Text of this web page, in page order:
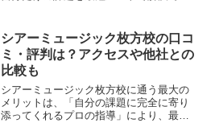
修正することで、見違えるように上達の
階段を登ることができます...
シアーミュージック枚方校の口コ
ミ・評判は？アクセスや他社との
比較も
シアーミュージック枚方校に通う最大の
メリットは、「自分の課題に完全に寄り
添ってくれるプロの指導」により、最速